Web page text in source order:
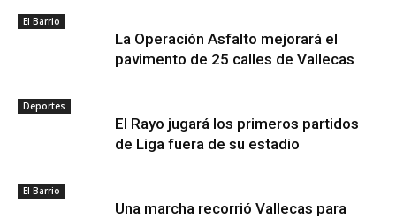
El Barrio
La Operación Asfalto mejorará el
pavimento de 25 calles de Vallecas
Deportes
El Rayo jugará los primeros partidos
de Liga fuera de su estadio
El Barrio
Una marcha recorrió Vallecas para